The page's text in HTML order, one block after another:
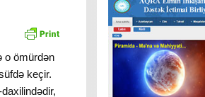
o ömürdən
keçir.